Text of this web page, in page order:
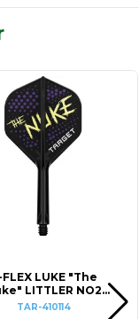
FLEX LUKE "The
LITTLER NO2
INTERMEDIATE
TAR-410114